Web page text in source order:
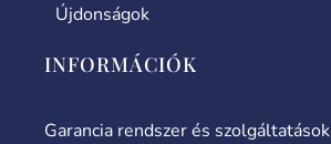
Újdonságok
INFORMÁCIÓK
Garancia rendszer és szolgáltatások